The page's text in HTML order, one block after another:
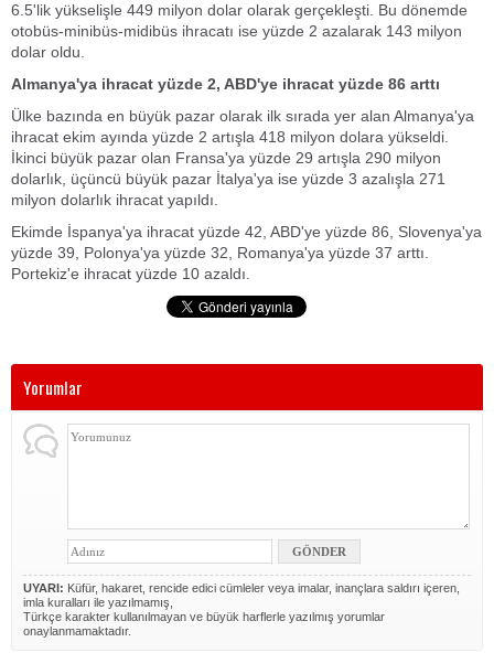
6.5'lik yükselişle 449 milyon dolar olarak gerçekleşti. Bu dönemde
otobüs-minibüs-midibüs ihracatı ise yüzde 2 azalarak 143 milyon
dolar oldu.
Almanya'ya ihracat yüzde 2, ABD'ye ihracat yüzde 86 arttı
Ülke bazında en büyük pazar olarak ilk sırada yer alan Almanya'ya
ihracat ekim ayında yüzde 2 artışla 418 milyon dolara yükseldi.
İkinci büyük pazar olan Fransa'ya yüzde 29 artışla 290 milyon
dolarlık, üçüncü büyük pazar İtalya'ya ise yüzde 3 azalışla 271
milyon dolarlık ihracat yapıldı.
Ekimde İspanya'ya ihracat yüzde 42, ABD'ye yüzde 86, Slovenya'ya
yüzde 39, Polonya'ya yüzde 32, Romanya'ya yüzde 37 arttı.
Portekiz'e ihracat yüzde 10 azaldı.
Yorumlar
UYARI: Küfür, hakaret, rencide edici cümleler veya imalar, inançlara saldırı içeren,
imla kuralları ile yazılmamış,
Türkçe karakter kullanılmayan ve büyük harflerle yazılmış yorumlar
onaylanmamaktadır.